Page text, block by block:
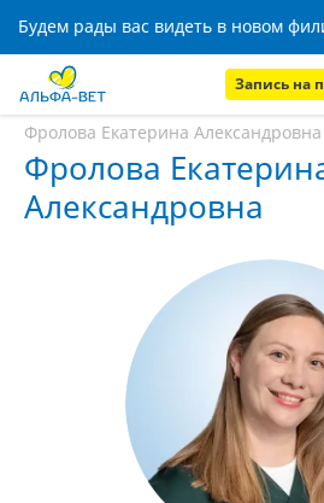
Запись на
Главная
Наши сотрудники
Фролова Екатерина Александровна
Фролова
Александровна